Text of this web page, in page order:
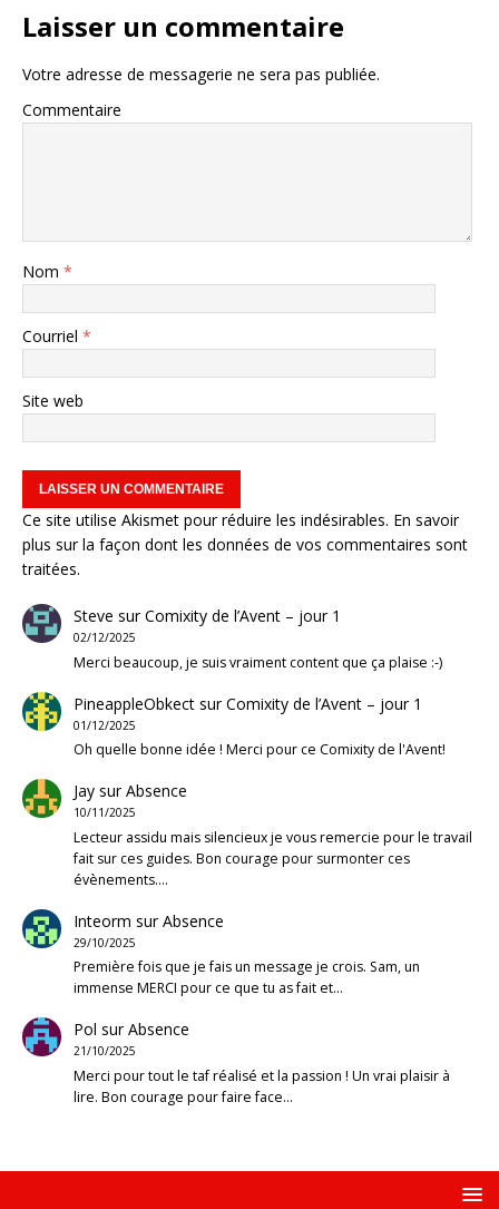
Laisser un commentaire
Votre adresse de messagerie ne sera pas publiée.
Commentaire
Nom *
Courriel *
Site web
Ce site utilise Akismet pour réduire les indésirables. En savoir
plus sur la façon dont les données de vos commentaires sont
traitées.
Steve surComixity de l’Avent – jour 1
02/12/2025
Merci beaucoup, je suis vraiment content que ça plaise :-)
PineappleObkectsurComixity de l’Avent – jour 1
01/12/2025
Oh quelle bonne idée ! Merci pour ce Comixity de l'Avent!
JaysurAbsence
10/11/2025
Lecteur assidu mais silencieux je vous remercie pour le travail
fait sur ces guides. Bon courage pour surmonter ces
évènements.…
Inteorm surAbsence
29/10/2025
Première fois que je fais un message je crois. Sam, un
immense MERCI pour ce que tu as fait et…
Pol surAbsence
21/10/2025
Merci pour tout le taf réalisé et la passion ! Un vrai plaisir à
lire. Bon courage pour faire face…